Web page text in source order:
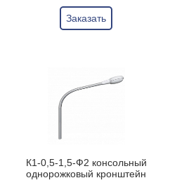
Заказать
К1-0,5-1,5-Ф2 консольный
однорожковый кронштейн